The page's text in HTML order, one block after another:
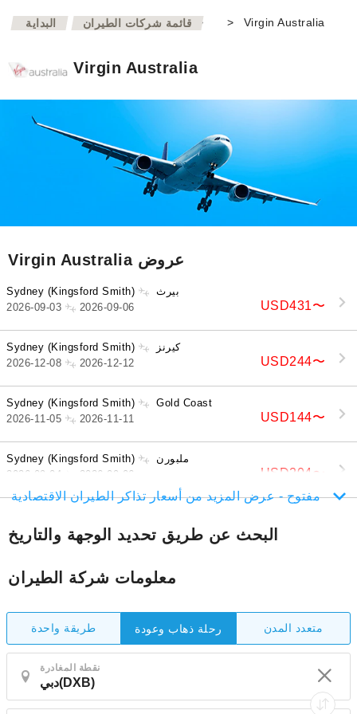
البداية > قائمة شركات الطيران > Virgin Australia
Virgin Australia
Virgin Australia عروض
Sydney (Kingsford Smith) بيرث
USD431〜
2026-09-03 2026-09-06
Sydney (Kingsford Smith) كيرنز
USD244〜
2026-12-08 2026-12-12
Sydney (Kingsford Smith) Gold Coast
USD144〜
2026-11-05 2026-11-11
Sydney (Kingsford Smith) ملبورن
USD204 〜
2026-09-04 2026-09-06
مفتوح - عرض المزيد من أسعار تذاكر الطيران الاقتصادية
البحث عن طريق تحديد الوجهة والتاريخ
معلومات شركة الطيران
طريقة واحدة رحلة ذهاب وعودة متعدد المدن
نقطة المغادرة